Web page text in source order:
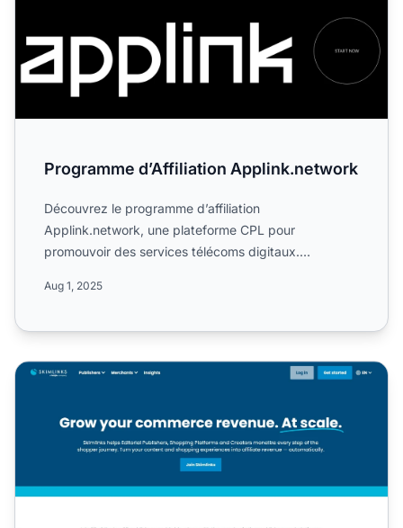
Programme d’Affiliation Applink.network
Découvrez le programme d’affiliation
Applink.network, une plateforme CPL pour
promouvoir des services télécoms digitaux.
Aug 1, 2025
Programme d'affiliation Skimlinks